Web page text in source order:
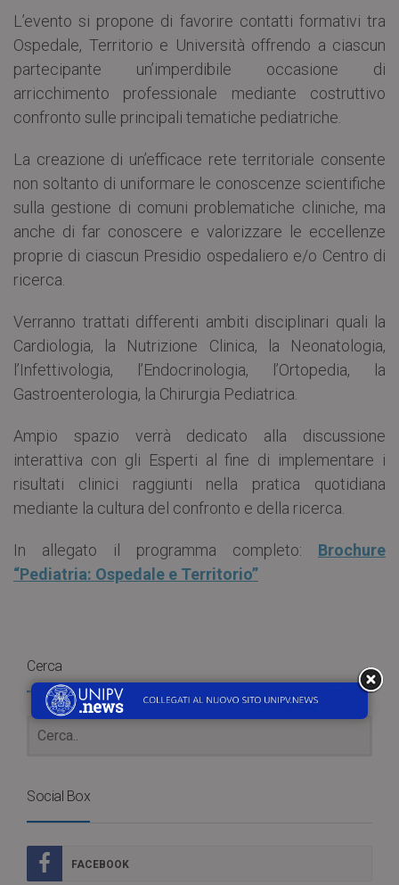
L’evento si propone di favorire contatti formativi tra
Ospedale, Territorio e Università offrendo a ciascun
partecipante un’imperdibile occasione di
arricchimento professionale mediante costruttivo
confronto sulle principali tematiche pediatriche.
La creazione di un’efficace rete territoriale consente
non soltanto di uniformare le conoscenze scientifiche
sulla gestione di comuni problematiche cliniche, ma
anche di far conoscere e valorizzare le eccellenze
proprie di ciascun Presidio ospedaliero e/o Centro di
ricerca.
Verranno trattati differenti ambiti disciplinari quali la
Cardiologia, la Nutrizione Clinica, la Neonatologia,
l’Infettivologia, l’Endocrinologia, l’Ortopedia, la
Gastroenterologia, la Chirurgia Pediatrica.
Ampio spazio verrà dedicato alla discussione
interattiva con gli Esperti al fine di implementare i
risultati clinici raggiunti nella pratica quotidiana
mediante la cultura del confronto e della ricerca.
In allegato il programma completo: Brochure
“Pediatria: Ospedale e Territorio”
Cerca
Social Box
FACEBOOK